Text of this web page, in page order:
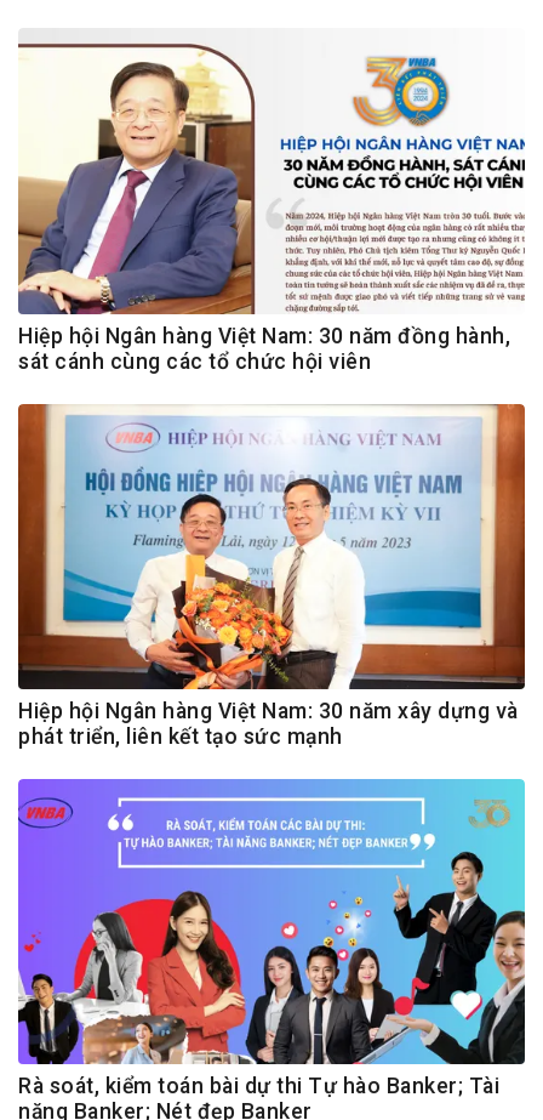
Hiệp hội Ngân hàng Việt Nam: 30 năm đồng hành,
sát cánh cùng các tổ chức hội viên
Hiệp hội Ngân hàng Việt Nam: 30 năm xây dựng và
phát triển, liên kết tạo sức mạnh
Rà soát, kiểm toán bài dự thi Tự hào Banker; Tài
năng Banker; Nét đẹp Banker